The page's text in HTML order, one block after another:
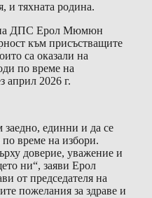
и тяхната родина.
на ДПС Ерол Мюмюн
към присъстващите
са оказали на
по време на
април 2026 г.
единни и да се
време на избори.
доверие, уважение и
ни“, заяви Ерол
от председателя на
пожелания за здраве и